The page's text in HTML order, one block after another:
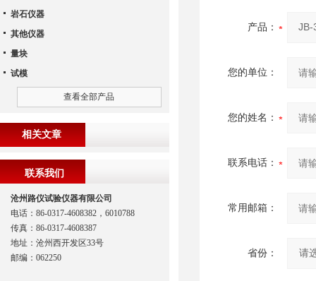
产品：
您的单位：
您的姓名：
联系电话：
常用邮箱：
省份：
岩石仪器
其他仪器
量块
试模
查看全部产品
相关文章
联系我们
沧州路仪试验仪器有限公司
电话：86-0317-4608382，6010788
传真：86-0317-4608387
地址：沧州西开发区33号
邮编：062250